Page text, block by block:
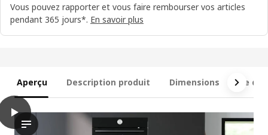
Vous pouvez rapporter et vous faire rembourser vos articles
pendant 365 jours*. En savoir plus
Aperçu Description produit Dimensions Ce
play
La vidéo présente une démonstration ou une présentation
METOD / MAXIMERA Armoire 2 portes/4 tiroirs, blanc/Upplöv